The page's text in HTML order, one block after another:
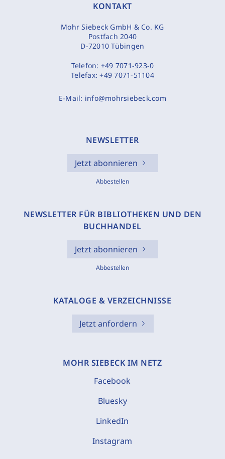
KONTAKT
Mohr Siebeck GmbH & Co. KG
Postfach 2040
D-72010 Tübingen
Telefon: +49 7071-923-0
Telefax:+49 7071-51104
E-Mail: info@mohrsiebeck.com
NEWSLETTER
Jetzt abonnieren
Abbestellen
NEWSLETTER FÜR BIBLIOTHEKEN UND DEN
BUCHHANDEL
Jetzt abonnieren
Abbestellen
KATALOGE & VERZEICHNISSE
Jetzt anfordern
MOHR SIEBECK IM NETZ
Facebook
Bluesky
LinkedIn
Instagram